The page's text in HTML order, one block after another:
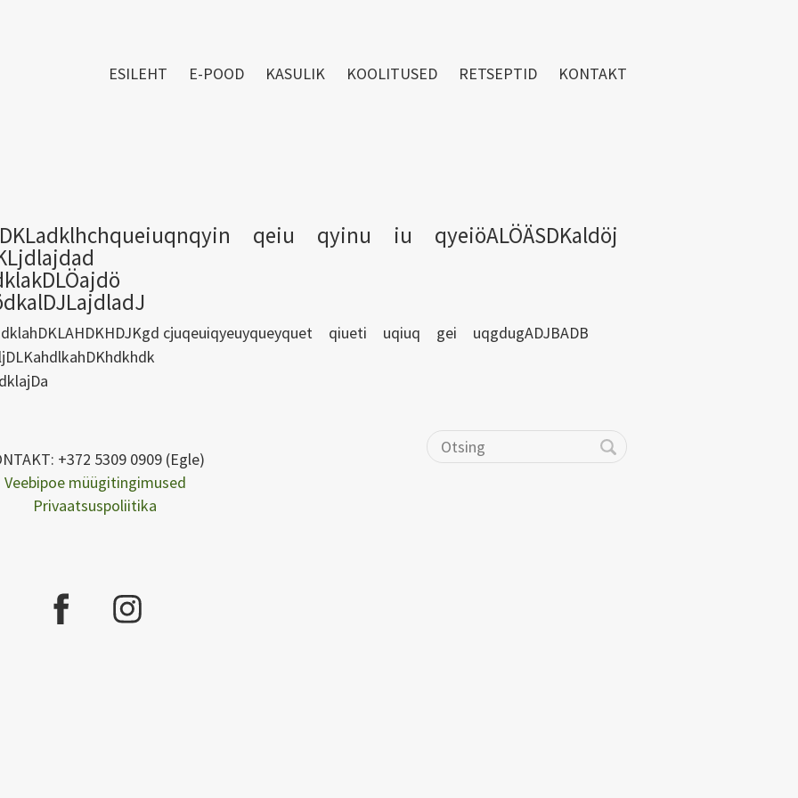
ESILEHT E-POOD KASULIK KOOLITUSED RETSEPTID KONTAKT
qeiu qyinu iu qyeiöALÖÄSDKaldöj
cjuqeuiqyeuyqueyquet qiueti uqiuq gei uqgdugADJBADB
+372 5309 0909 (Egle)
Veebipoe müügitingimused
Privaatsuspoliitika